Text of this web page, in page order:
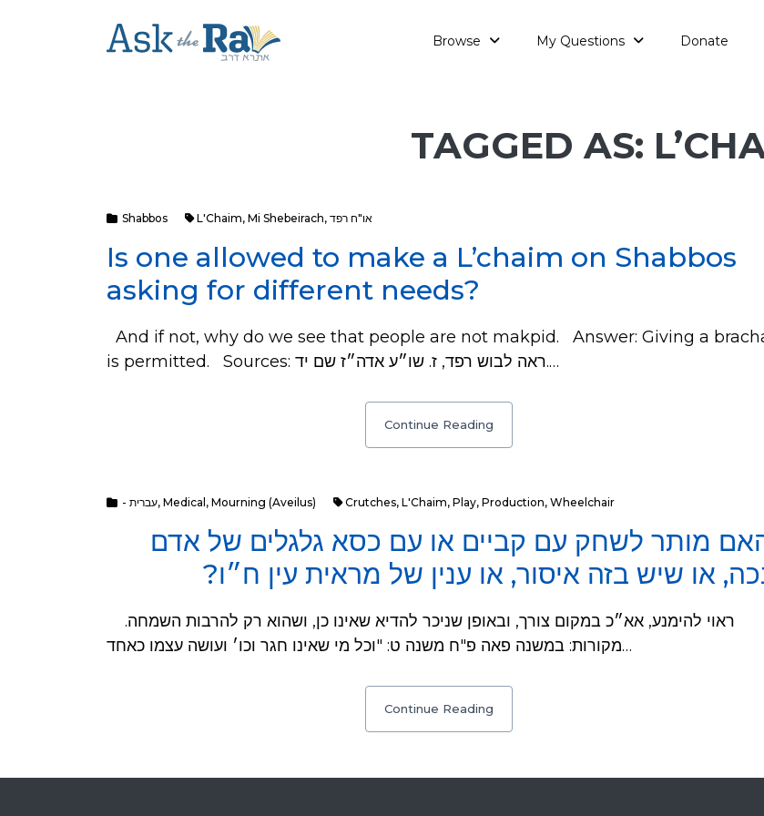
Browse My Questions Donate
TAGGED AS:
Shabbos L'Chaim, Mi Shebeirach, או"ח רפד
Is one allowed to make a L’chaim on Shabbos
asking for different needs?
And if not, why do we see that people are not makpid. Answer: Giving a
is permitted. Sources: ראה לבוש רפד, ז. שו״ע אדה״ז שם יד.…
Continue Reading
- עברית, Medical , Mourning (Aveilus) Crutches, L'Chaim, Play, Production, Wheelchair
מותר לשחק עם קביים או עם כסא גלגלים של אדם
או שיש בזה איסור, או ענין של מראית עין ח״ו?
מקורות: במשנה פאה פ"ח משנה ט: "וכל מי שאינו חגר וכו׳ ועושה עצמו כאחד…
Continue Reading